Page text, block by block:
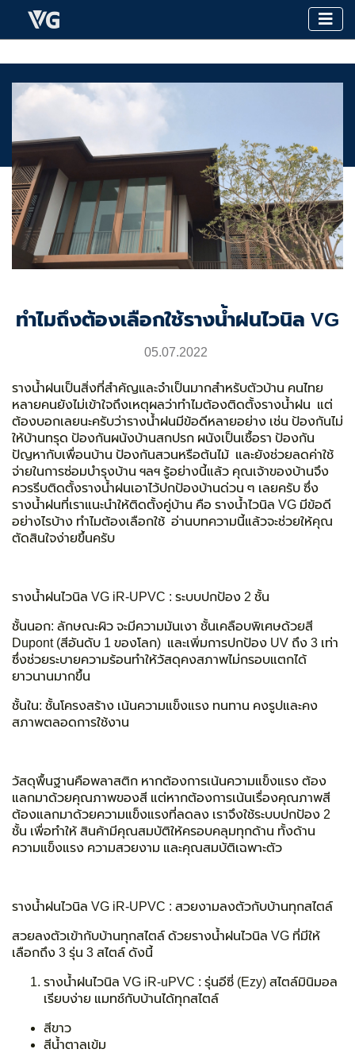
ทำไมถึงต้องเลือกใช้รางน้ำฝนไวนิล VG
05.07.2022
รางน้ำฝนเป็นสิ่งที่สำคัญและจำเป็นมากสำหรับตัวบ้าน คนไทย
หลายคนยังไม่เข้าใจถึงเหตุผลว่าทำไมต้องติดตั้งรางน้ำฝน แต่
ต้องบอกเลยนะครับว่ารางน้ำฝนมีข้อดีหลายอย่าง เช่น ป้องกันไม่
ให้บ้านทรุด ป้องกันผนังบ้านสกปรก ผนังเป็นเชื้อรา ป้องกัน
ปัญหากับเพื่อนบ้าน ป้องกันสวนหรือต้นไม้ และยังช่วยลดค่าใช้
จ่ายในการซ่อมบำรุงบ้าน ฯลฯ รู้อย่างนี้แล้ว คุณเจ้าของบ้านจึง
ควรรีบติดตั้งรางน้ำฝนเอาไว้ปกป้องบ้านด่วน ๆ เลยครับ ซึ่ง
รางน้ำฝนที่เราแนะนำให้ติดตั้งคู่บ้าน คือ รางน้ำไวนิล VG มีข้อดี
อย่างไรบ้าง ทำไมต้องเลือกใช้ อ่านบทความนี้แล้วจะช่วยให้คุณ
ตัดสินใจง่ายขึ้นครับ
รางน้ำฝนไวนิล VG iR-UPVC : ระบบปกป้อง 2 ชั้น
ชั้นนอก: ลักษณะผิว จะมีความมันเงา ชั้นเคลือบพิเศษด้วยสี
Dupont (สีอันดับ 1 ของโลก) และเพิ่มการปกป้อง UV ถึง 3 เท่า
ซึ่งช่วยระบายความร้อนทำให้วัสดุคงสภาพไม่กรอบแตกได้
ยาวนานมากขึ้น
ชั้นใน: ชั้นโครงสร้าง เน้นความแข็งแรง ทนทาน คงรูปและคง
สภาพตลอดการใช้งาน
วัสดุพื้นฐานคือพลาสติก หากต้องการเน้นความแข็งแรง ต้อง
แลกมาด้วยคุณภาพของสี แต่หากต้องการเน้นเรื่องคุณภาพสี
ต้องแลกมาด้วยความแข็งแรงที่ลดลง เราจึงใช้ระบบปกป้อง 2
ชั้น เพื่อทำให้ สินค้ามีคุณสมบัติให้ครอบคลุมทุกด้าน ทั้งด้าน
ความแข็งแรง ความสวยงาม และคุณสมบัติเฉพาะตัว
รางน้ำฝนไวนิล VG iR-UPVC : สวยงามลงตัวกับบ้านทุกสไตล์
สวยลงตัวเข้ากับบ้านทุกสไตล์ ด้วยรางน้ำฝนไวนิล VG ที่มีให้
เลือกถึง 3 รุ่น 3 สไตล์ ดังนี้
รางน้ำฝนไวนิล VG iR-uPVC : รุ่นอีซี่ (Ezy) สไตล์มินิมอล
เรียบง่าย แมทช์กับบ้านได้ทุกสไตล์
สีขาว
สีน้ำตาลเข้ม